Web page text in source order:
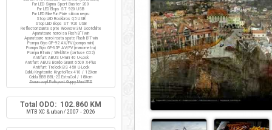
Far LED Sigma Sport Buster 200
Far LED Elops ST 920 USB
Far LED BikeFun Pixie silicon negru
Stop LED Rockbros Q5 USB
Stop LED Elops ST 920 USB
Reflectorizante spite Wowow 3M Scotchlite
Aparatoare noroi sa Flash B'Twin
Aparatoare noroi roata spate Flash B'Twin
Pompa Giyo GP-92 AV/FV (pompa mini)
Pompa Giyo GF-35P AV/FV (manometru)
Pompa Btwin / Weldtite (cartuse CO2)
Antifurt ABUS U-mini 40 U-Lock
Antifurt ABUS Bordo Granit 6500 X-Plus
Antifurt Trelock BS 450 U-Lock
Cablu Kryptonite KryptoFlex 410 / 120cm
Cablu BBB BBL-22 ExtraCoil / 180cm
Scaun copil Polisport Guppy Maxi FFS
Total ODO: 102.860 KM
MTB XC & urban / 2007 - 2026